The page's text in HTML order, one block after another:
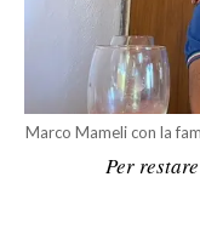
SERVIZI ALLE IMPRESE
SPORT IN SARDEGNA
Marco Mameli con la
Per